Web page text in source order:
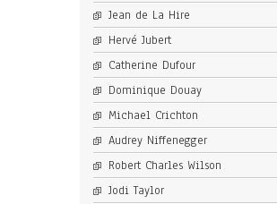
Jean de La Hire
Hervé Jubert
Catherine Dufour
Dominique Douay
Michael Crichton
Audrey Niffenegger
Robert Charles Wilson
Jodi Taylor